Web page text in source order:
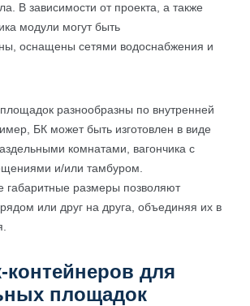
В зависимости от проекта, а также
модули могут быть
оснащены сетями водоснабжения и
разнообразны по внутренней
БК может быть изготовлен в виде
комнатами, вагончика с
и/или тамбуром.
размеры позволяют
или друг на друга, объединяя их в
контейнеров для
площадок